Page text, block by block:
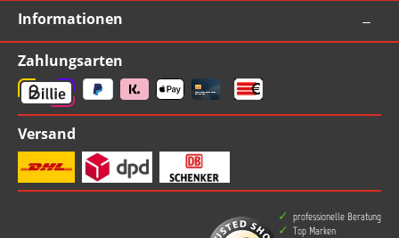
Informationen
Zahlungsarten
Versand
professionelle Beratung
Top Marken